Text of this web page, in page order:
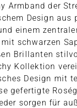
Armband der
Design aus
einem
schwarzen
Brillanten
Kollektion
Design mit
gefertigte
sorgen für